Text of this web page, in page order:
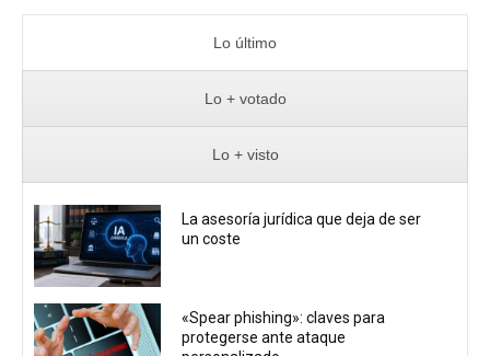
Lo último
Lo + votado
Lo + visto
La asesoría jurídica que deja de ser
un coste
«Spear phishing»: claves para
protegerse ante ataque